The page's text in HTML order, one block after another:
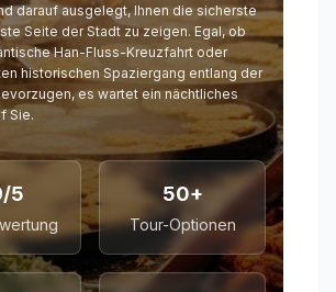
darauf ausgelegt, Ihnen die sicherste
Seite der Stadt zu zeigen. Egal, ob
Han-Fluss-Kreuzfahrt oder
historischen Spaziergang entlang der
es wartet ein nächtliches
Sie.
5 50+
Tour-Optionen